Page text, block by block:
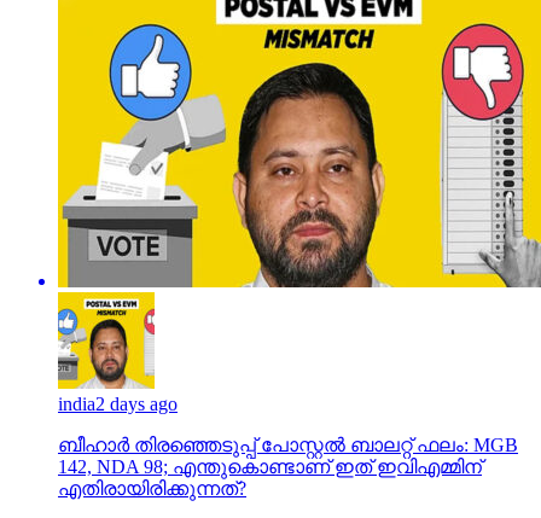
india2 days ago
ബീഹാർ തിരഞ്ഞെടുപ്പ് പോസ്റ്റൽ ബാലറ്റ് ഫലം: MGB
142, NDA 98; എന്തുകൊണ്ടാണ് ഇത് ഇവിഎമ്മിന്
എതിരായിരിക്കുന്നത്?